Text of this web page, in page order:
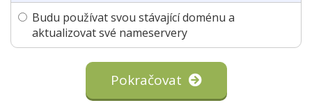
Budu používat svou stávající doménu a
aktualizovat své nameservery
Pokračovat